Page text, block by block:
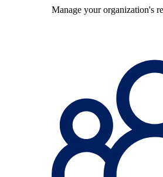
Manage your organization's